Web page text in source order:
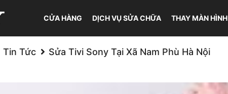
CỬA HÀNG DỊCH VỤ SỬA CHỮA THAY MÀN HÌNH
Tin Tức Sửa Tivi Sony Tại Xã Nam Phù Hà Nội